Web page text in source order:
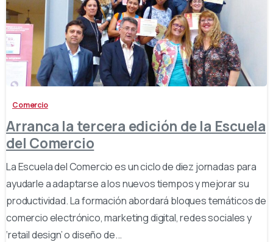
Comercio
Arranca la tercera edición de la Escuela
del Comercio
La Escuela del Comercio es un ciclo de diez jornadas para
ayudarle a adaptarse a los nuevos tiempos y mejorar su
productividad. La formación abordará bloques temáticos de
comercio electrónico, marketing digital, redes sociales y
‘retail design’ o diseño de...